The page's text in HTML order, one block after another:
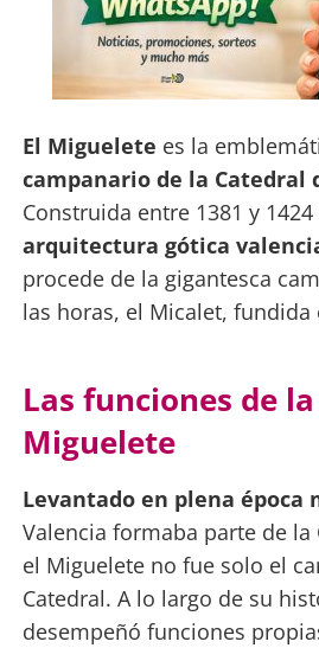
El Miguelete es la
campanario de la Catedral
Construida entre 1381 y 1424
arquitectura gótica
procede de la gigantesca
las horas, el Micalet, fundida
Las funciones de
Miguelete
Levantado en plena época
Valencia formaba parte de la
el Miguelete no fue solo el
Catedral. A lo largo de su
desempeñó funciones